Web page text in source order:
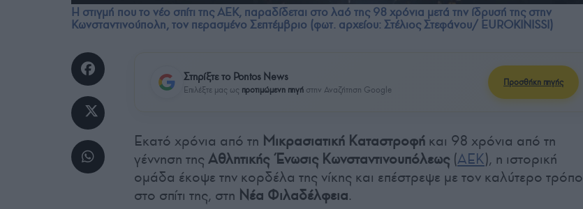
Η στιγμή που το νέο σπίτι της ΑΕΚ, παραδίδεται στο λαό της 98 χρόνια μετά την ίδρυσή της στην
Κωνσταντινούπολη, τον περασμένο Σεπτέμβριο (φωτ. αρχείου: Στέλιος Στεφάνου/ EUROKINISSI)
Στηρίξτε το Pontos News
Επιλέξτε μας ως προτιμώμενη πηγή στην Αναζήτηση Google
Προσθήκη πηγής
Εκατό χρόνια από τη Μικρασιατική Καταστροφή και 98 χρόνια από τη
γέννηση της Αθλητικής Ένωσις Κωνσταντινουπόλεως(ΑΕΚ), η ιστορική
ομάδα έκοψε την κορδέλα της νίκης και επέστρεψε με τον καλύτερο τρόπο
στο σπίτι της, στη Νέα Φιλαδέλφεια.